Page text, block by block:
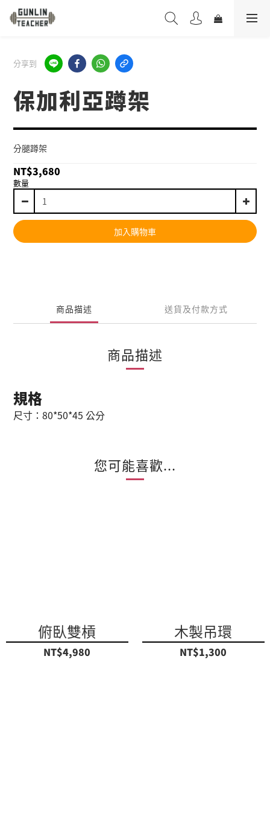
分享到
保加利亞蹲架
分腿蹲架
NT$3,680
數量
加入購物車
商品描述 送貨及付款方式
商品描述
規格
尺寸：80*50*45 公分
您可能喜歡...
俯臥雙槓
NT$4,980
木製吊環
NT$1,300